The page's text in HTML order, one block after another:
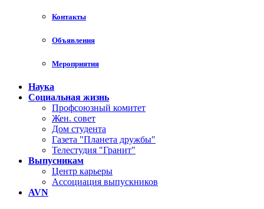
Контакты
Объявления
Мероприятия
Наука
Социальная жизнь
Профсоюзный комитет
Жен. совет
Дом студента
Газета "Планета дружбы"
Телестудия "Гранит"
Выпусникам
Центр карьеры
Ассоциация выпускников
AVN